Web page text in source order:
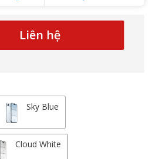
Liên hệ
Sky Blue
Cloud White